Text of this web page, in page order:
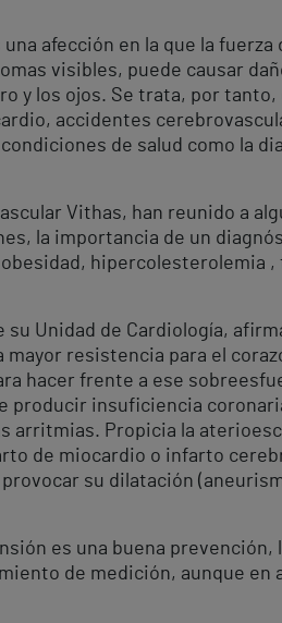
afección en la que la fuerza
visibles, puede causar
y los ojos. Se trata, por
accidentes
de salud como la
Vithas, han reunido a
la importancia de un
hipercolesterolemia ,
su Unidad de Cardiología,
resistencia para el
hacer frente a ese
producir insuficiencia
arritmias. Propicia la
de miocardio o infarto
su dilatación
es una buena prevención,
de medición, aunque en